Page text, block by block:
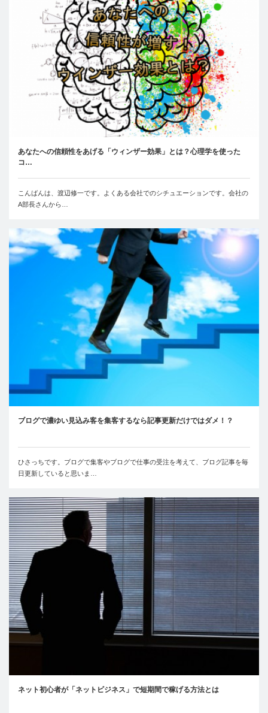
あなたへの信頼性をあげる「ウィンザー効果」とは？心理学を使った
コ…
こんばんは、渡辺修一です。よくある会社でのシチュエーションです。会社の
A部長さんから…
ブログで濃ゆい見込み客を集客するなら記事更新だけではダメ！？
ひさっちです。ブログで集客やブログで仕事の受注を考えて、ブログ記事を毎
日更新していると思いま…
ネット初心者が「ネットビジネス」で短期間で稼げる方法とは